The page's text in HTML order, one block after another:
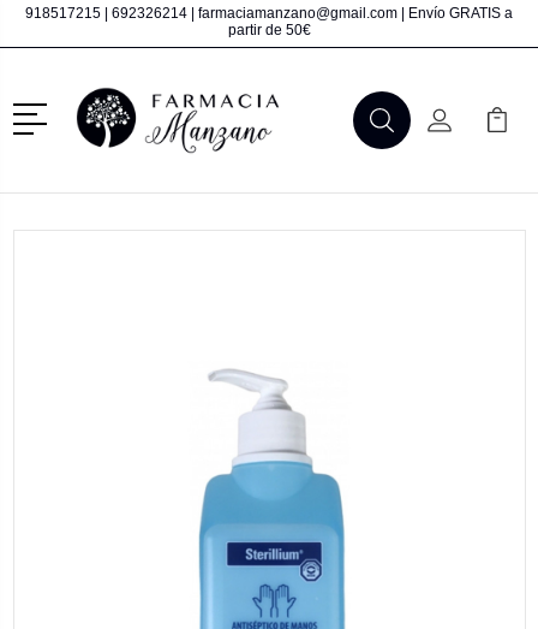
918517215 692326214 farmaciamanzano@gmail.com | Envío GRATIS a
partir de 50€
Menú
BuscarMi Cuenta
Mi